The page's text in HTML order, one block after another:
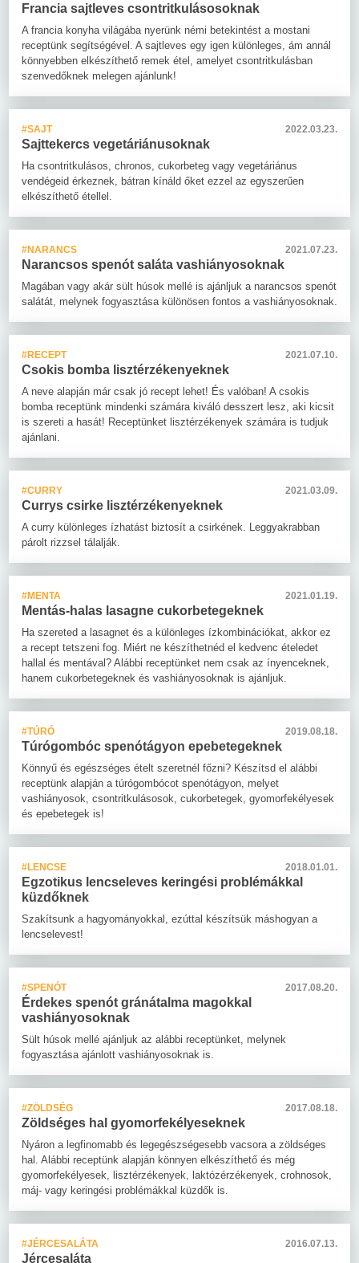
Francia sajtleves csontritkulásosoknak
A francia konyha világába nyerünk némi betekintést a mostani
receptünk segítségével. A sajtleves egy igen különleges, ám annál
könnyebben elkészíthető remek étel, amelyet csontritkulásban
szenvedőknek melegen ajánlunk!
#SAJT 2022.03.23.
Sajttekercs vegetáriánusoknak
Ha csontritkulásos, chronos, cukorbeteg vagy vegetáriánus
vendégeid érkeznek, bátran kínáld őket ezzel az egyszerűen
elkészíthető étellel.
#NARANCS 2021.07.23.
Narancsos spenót saláta vashiányosoknak
Magában vagy akár sült húsok mellé is ajánljuk a narancsos spenót
salátát, melynek fogyasztása különösen fontos a vashiányosoknak.
#RECEPT 2021.07.10.
Csokis bomba lisztérzékenyeknek
A neve alapján már csak jó recept lehet! És valóban! A csokis
bomba receptünk mindenki számára kiváló desszert lesz, aki kicsit
is szereti a hasát! Receptünket lisztérzékenyek számára is tudjuk
ajánlani.
#CURRY 2021.03.09.
Currys csirke lisztérzékenyeknek
A curry különleges ízhatást biztosít a csirkének. Leggyakrabban
párolt rizzsel tálalják.
#MENTA 2021.01.19.
Mentás-halas lasagne cukorbetegeknek
Ha szereted a lasagnet és a különleges ízkombinációkat, akkor ez
a recept tetszeni fog. Miért ne készíthetnéd el kedvenc ételedet
hallal és mentával? Alábbi receptünket nem csak az ínyenceknek,
hanem cukorbetegeknek és vashiányosoknak is ajánljuk.
#TÚRÓ 2019.08.18.
Túrógombóc spenótágyon epebetegeknek
Könnyű és egészséges ételt szeretnél főzni? Készítsd el alábbi
receptünk alapján a túrógombócot spenótágyon, melyet
vashiányosok, csontritkulásosok, cukorbetegek, gyomorfekélyesek
és epebetegek is!
#LENCSE 2018.01.01.
Egzotikus lencseleves keringési problémákkal
küzdőknek
Szakítsunk a hagyományokkal, ezúttal készítsük máshogyan a
lencselevest!
#SPENÓT 2017.08.20.
Érdekes spenót gránátalma magokkal
vashiányosoknak
Sült húsok mellé ajánljuk az alábbi receptünket, melynek
fogyasztása ajánlott vashiányosoknak is.
#ZÖLDSÉG 2017.08.18.
Zöldséges hal gyomorfekélyeseknek
Nyáron a legfinomabb és legegészségesebb vacsora a zöldséges
hal. Alábbi receptünk alapján könnyen elkészíthető és még
gyomorfekélyesek, lisztérzékenyek, laktózérzékenyek, crohnosok,
máj- vagy keringési problémákkal küzdők is.
#JÉRCESALÁTA 2016.07.13.
Jércesaláta